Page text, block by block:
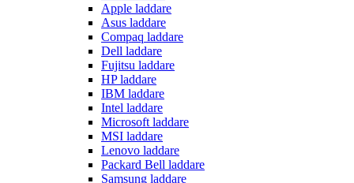
Apple laddare
Asus laddare
Compaq laddare
Dell laddare
Fujitsu laddare
HP laddare
IBM laddare
Intel laddare
Microsoft laddare
MSI laddare
Lenovo laddare
Packard Bell laddare
Samsung laddare